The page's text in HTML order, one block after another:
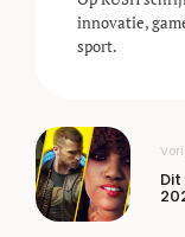
innovatie,
sport.